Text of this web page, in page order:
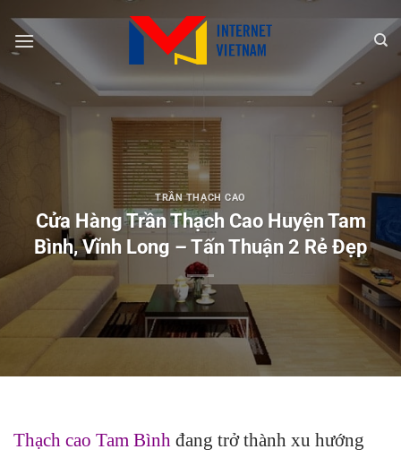
đến
nội
TRẦN THẠCH CAO
Cửa Hàng Trần Thạch Cao Huyện Tam
Bình, Vĩnh Long – Tấn Thuận 2 Rẻ Đẹp
Thạch cao Tam Bình đang trở thành xu hướng